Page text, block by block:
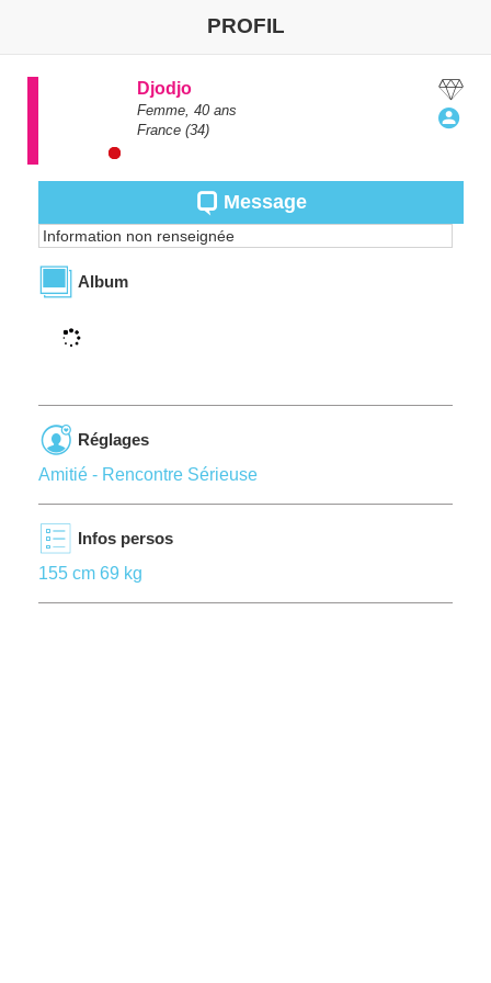
PROFIL
Djodjo
Femme, 40 ans
France (34)
Message
Information non renseignée
Album
Réglages
Amitié - Rencontre Sérieuse
Infos persos
155 cm 69 kg